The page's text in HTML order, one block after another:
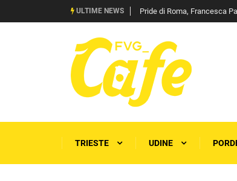
ULTIME NEWS Pride di Roma, Francesca
TRIESTE UDINE